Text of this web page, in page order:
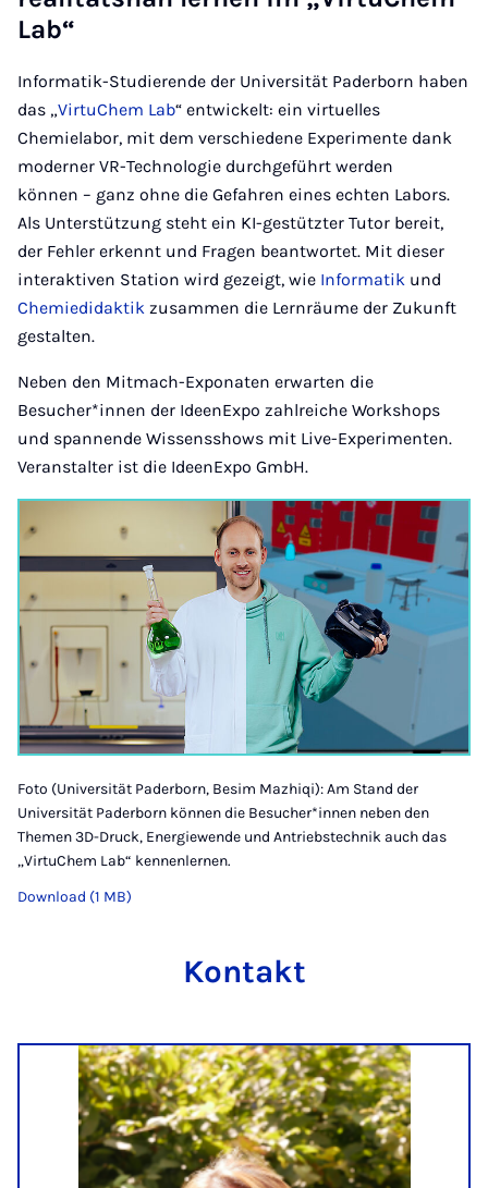
Lab“
Informatik-Studierende der Universität Paderborn haben
das „VirtuChem Lab“ entwickelt: ein virtuelles
Chemielabor, mit dem verschiedene Experimente dank
moderner VR-Technologie durchgeführt werden
können – ganz ohne die Gefahren eines echten Labors.
Als Unterstützung steht ein KI-gestützter Tutor bereit,
der Fehler erkennt und Fragen beantwortet. Mit dieser
interaktiven Station wird gezeigt, wie Informatik und
Chemiedidaktik zusammen die Lernräume der Zukunft
gestalten.
Neben den Mitmach-Exponaten erwarten die
Besucher*innen der IdeenExpo zahlreiche Workshops
und spannende Wissensshows mit Live-Experimenten.
Veranstalter ist die IdeenExpo GmbH.
Foto (Universität Paderborn, Besim Mazhiqi): Am Stand der
Universität Paderborn können die Besucher*innen neben den
Themen 3D-Druck, Energiewende und Antriebstechnik auch das
„VirtuChem Lab“ kennenlernen.
Download (1 MB)
Kontakt